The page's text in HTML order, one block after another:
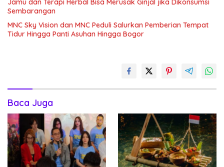
Jamu dan Terapi Herbal Bisa Merusak Ginjal jika Dikonsumsi
Sembarangan
MNC Sky Vision dan MNC Peduli Salurkan Pemberian Tempat
Tidur Hingga Panti Asuhan Hingga Bogor
Baca Juga